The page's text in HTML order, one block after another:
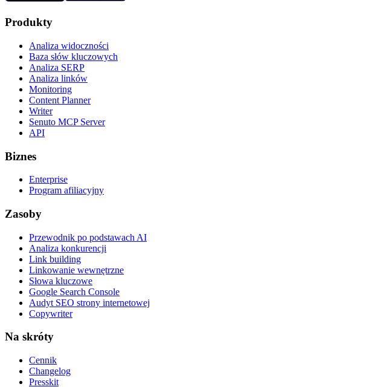
Produkty
Analiza widoczności
Baza słów kluczowych
Analiza SERP
Analiza linków
Monitoring
Content Planner
Writer
Senuto MCP Server
API
Biznes
Enterprise
Program afiliacyjny
Zasoby
Przewodnik po podstawach AI
Analiza konkurencji
Link building
Linkowanie wewnętrzne
Słowa kluczowe
Google Search Console
Audyt SEO strony internetowej
Copywriter
Na skróty
Cennik
Changelog
Presskit